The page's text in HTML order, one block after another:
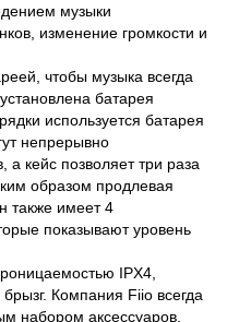
музыки
изменение громкости и
чтобы музыка всегда
батарея
используется батарея
непрерывно
а кейс позволяет три раза
образом продлевая
также имеет 4
показывают уровень
IPX4,
Компания Fiio всегда
набором аксессуаров.